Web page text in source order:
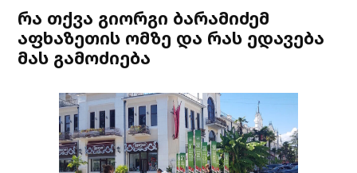
რა თქვა გიორგი ბარამიძემ
აფხაზეთის ომზე და რას ედავება
მას გამოძიება